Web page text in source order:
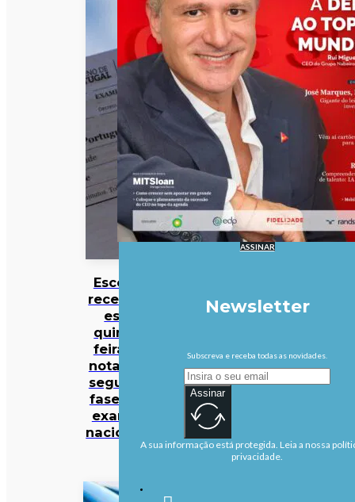
Escolas
recebem
esta
quinta-
feira as
notas da
segunda
fase dos
exames
nacionais
ASSINAR
Newsletter
Subscreva e receba todas as novidades.
Assinar
A sua informação está protegida. Leia a nossa
privacidade.